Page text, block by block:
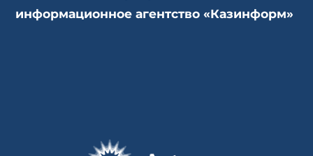
информационное агентство «Казинформ»